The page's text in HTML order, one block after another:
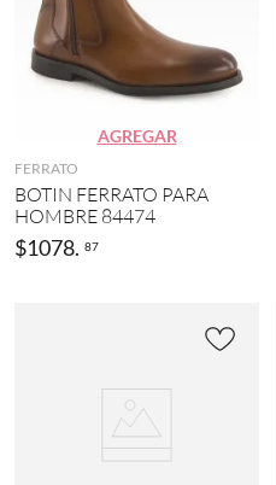
AGREGAR
FERRATO
BOTIN FERRATO PARA
HOMBRE 84474
$1078. 87